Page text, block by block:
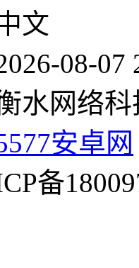
文
08-07
水网络
安卓网
备